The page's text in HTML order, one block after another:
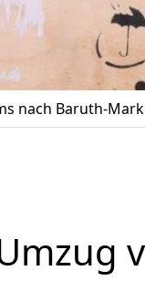
nach Baruth-Mark